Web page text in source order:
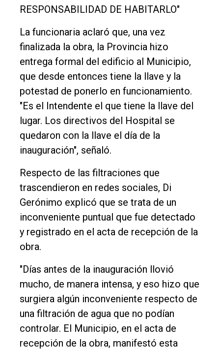
RESPONSABILIDAD DE HABITARLO"
La funcionaria aclaró que, una vez
finalizada la obra, la Provincia hizo
entrega formal del edificio al Municipio,
que desde entonces tiene la llave y la
potestad de ponerlo en funcionamiento.
"Es el Intendente el que tiene la llave del
lugar. Los directivos del Hospital se
quedaron con la llave el día de la
inauguración", señaló.
Respecto de las filtraciones que
trascendieron en redes sociales, Di
Gerónimo explicó que se trata de un
inconveniente puntual que fue detectado
y registrado en el acta de recepción de la
obra.
"Días antes de la inauguración llovió
mucho, de manera intensa, y eso hizo que
surgiera algún inconveniente respecto de
una filtración de agua que no podían
controlar. El Municipio, en el acta de
recepción de la obra, manifestó esta